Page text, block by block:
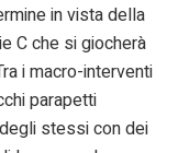
in vista della
C che si giocherà
i macro-interventi
parapetti
stessi con dei